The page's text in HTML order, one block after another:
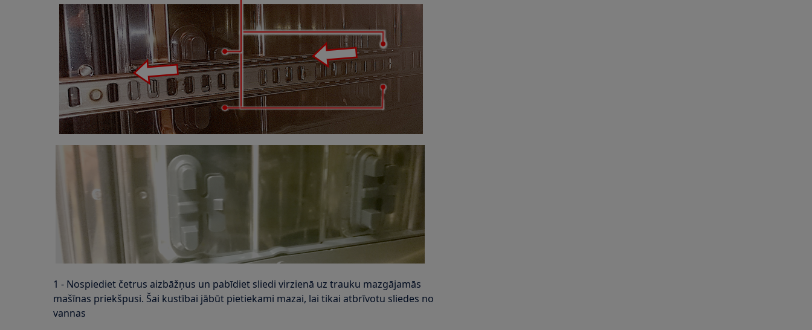
1 - Nospiediet četrus aizbāžņus un pabīdiet sliedi virzienā uz trauku mazgājamās
mašīnas priekšpusi. Šai kustībai jābūt pietiekami mazai, lai tikai atbrīvotu sliedes no
vannas